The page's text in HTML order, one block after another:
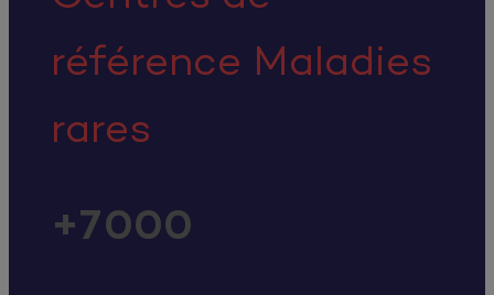
référence Maladies
rares
+7 000